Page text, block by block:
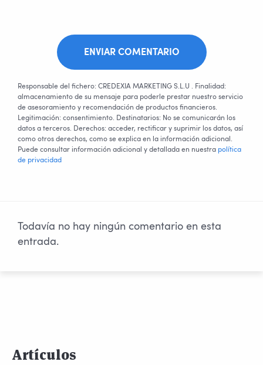
ENVIAR COMENTARIO
Responsable del fichero: CREDEXIA MARKETING S.L.U . Finalidad:
almacenamiento de su mensaje para poderle prestar nuestro servicio
de asesoramiento y recomendación de productos financieros.
Legitimación: consentimiento. Destinatarios: No se comunicarán los
datos a terceros. Derechos: acceder, rectificar y suprimir los datos, así
como otros derechos, como se explica en la información adicional.
Puede consultar información adicional y detallada en nuestra política
de privacidad
Todavía no hay ningún comentario en esta
entrada.
Artículos